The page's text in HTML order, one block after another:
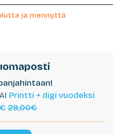
ja mennyttä
Printti + digi vuodeksi
29,00€